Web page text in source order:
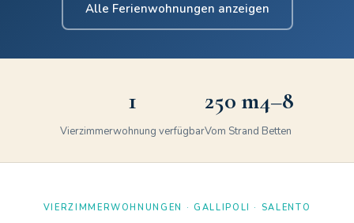
Alle Ferienwohnungen anzeigen
1
Vierzimmerwohnung verfügbar
250 m
Vom Strand
4–8
Betten
VIERZIMMERWOHNUNGEN · GALLIPOLI · SALENTO